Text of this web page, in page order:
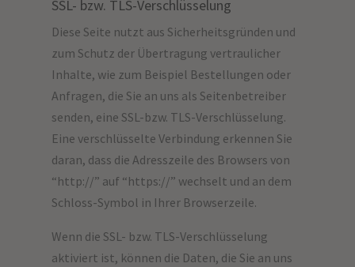
SSL- bzw. TLS-Verschlüsselung
Diese Seite nutzt aus Sicherheitsgründen und
zum Schutz der Übertragung vertraulicher
Inhalte, wie zum Beispiel Bestellungen oder
Anfragen, die Sie an uns als Seitenbetreiber
senden, eine SSL-bzw. TLS-Verschlüsselung.
Eine verschlüsselte Verbindung erkennen Sie
daran, dass die Adresszeile des Browsers von
“http://” auf “https://” wechselt und an dem
Schloss-Symbol in Ihrer Browserzeile.
Wenn die SSL- bzw. TLS-Verschlüsselung
aktiviert ist, können die Daten, die Sie an uns